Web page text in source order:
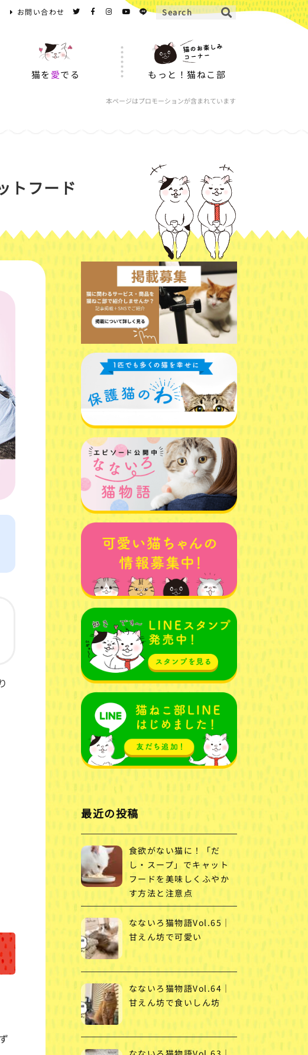
猫を 愛でる もっと！猫ねこ部
お問い合わせ
本ページはプロモーションが含まれています
トフード
最近の投稿
食欲がない猫に！「だ
し・スープ」でキャット
フードを美味しくふやか
す方法と注意点
なないろ猫物語Vol.65｜
甘えん坊で可愛い
なないろ猫物語Vol.64｜
甘えん坊で食いしん坊